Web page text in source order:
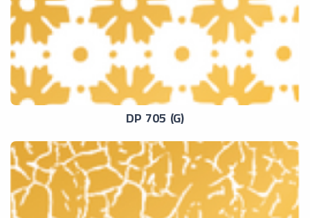
DP 705 (G)